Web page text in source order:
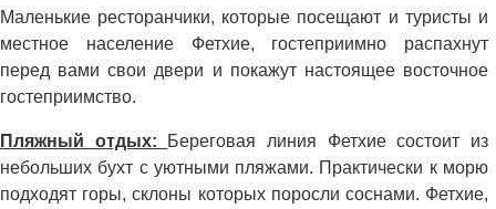
Маленькие ресторанчики, которые посещают и туристы и
местное население Фетхие, гостеприимно распахнут
перед вами свои двери и покажут настоящее восточное
гостеприимство.
Пляжный отдых: Береговая линия Фетхие состоит из
небольших бухт с уютными пляжами. Практически к морю
подходят горы, склоны которых поросли соснами. Фетхие,